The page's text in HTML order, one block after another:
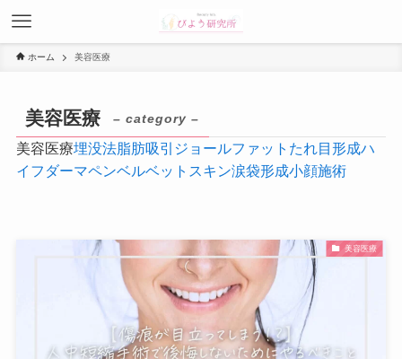
ホーム 美容医療
美容医療 – category –
美容医療埋没法脂肪吸引 ジョールファット たれ目形成ハ
イフ ダーマペンベルベットスキン涙袋形成小顔施術
美容医療